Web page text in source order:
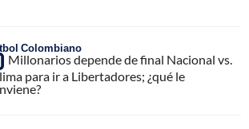
Colombiano
Millonarios depende de final Nacional vs.
para ir a Libertadores; ¿qué le